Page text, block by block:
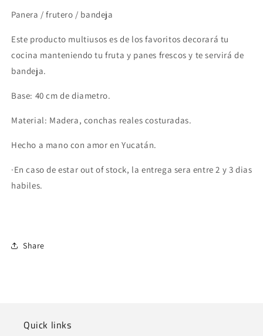
Panera / frutero / bandeja
Este producto multiusos es de los favoritos decorará tu
cocina manteniendo tu fruta y panes frescos y te servirá de
bandeja.
Base: 40 cm de diametro.
Material: Madera, conchas reales costuradas.
Hecho a mano con amor en Yucatán.
·En caso de estar out of stock, la entrega sera entre 2 y 3 dias
habiles.
Share
Quick links